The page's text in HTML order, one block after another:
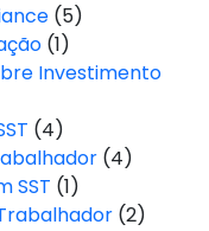
(5)
(1)
Investimento
(4)
(4)
SST (1)
(2)